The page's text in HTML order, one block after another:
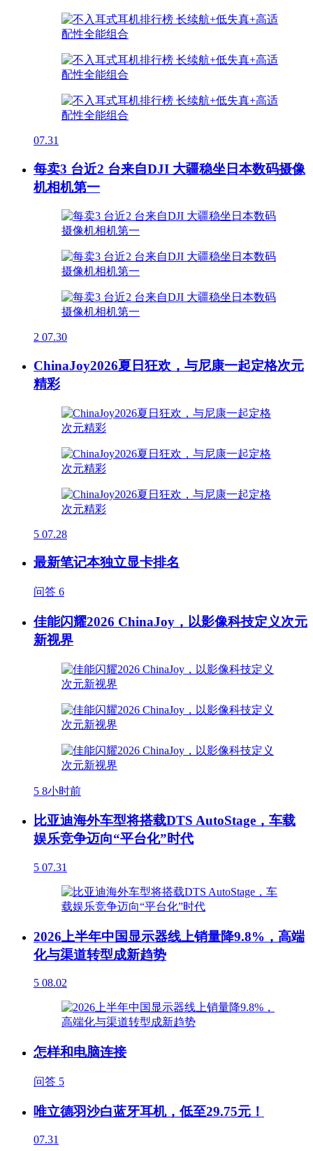
07.31
每卖3 台近2 台来自DJI 大疆稳坐日本数码摄像
机相机第一
2 07.30
ChinaJoy2026夏日狂欢，与尼康一起定格次元
精彩
5 07.28
最新笔记本独立显卡排名
问答 6
佳能闪耀2026 ChinaJoy，以影像科技定义次元
新视界
5 8小时前
比亚迪海外车型将搭载DTS AutoStage，车载
娱乐竞争迈向“平台化”时代
5 07.31
2026上半年中国显示器线上销量降9.8%，高端
化与渠道转型成新趋势
5 08.02
怎样和电脑连接
问答 5
唯立德羽沙白蓝牙耳机，低至29.75元！
07.31